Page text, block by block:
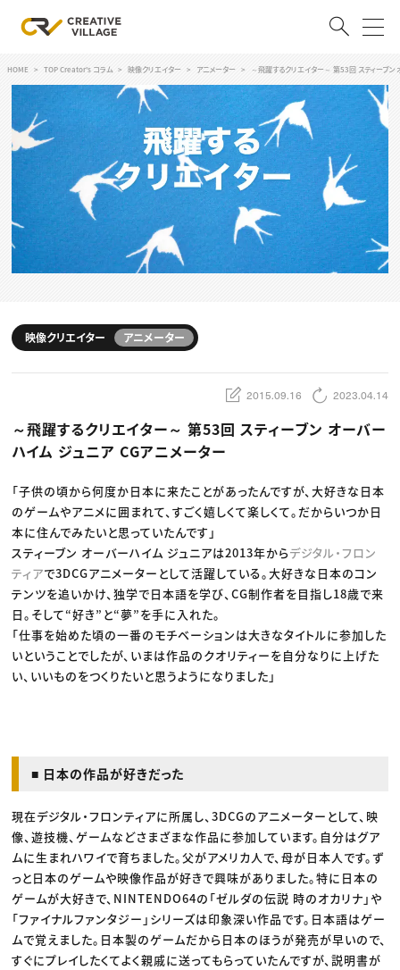
ログイン 会員登録
RECRUIT
クリエイター求人を探す
CREATIVE JOB求人検索
特集求人
採用説明会
スキルアップしたい！
デザイン
編集・ライティング
マーケティング
ディレクション
業界解説・キャリア事情
TOP Creator’s コラム
Webクリエイター
アプリクリエイター
ゲームクリエイター
映像クリエイター
クリエイターインタビュー
C＆R Magazine
セミナー
ニュース・トレンド トップ
Web
映像
ゲーム・エンタメ
広告
出版
CREATIVE VILLAGEからのお知らせ
プロフェッショナル×つながる×メディア
HOME TOP Creator's コラム 映像クリエイター アニメーター ～飛躍するクリエイター～ 第53回 スティーブン
映像クリエイター アニメーター
2015.09.16 2023.04.14
～飛躍するクリエイター～ 第53回 スティーブン オーバー
ハイム ジュニア CGアニメーター
「子供の頃から何度か日本に来たことがあったんですが、大好きな日本
のゲームやアニメに囲まれて、すごく嬉しくて楽しくて。だからいつか日
本に住んでみたいと思っていたんです」
スティーブン オーバーハイム ジュニアは2013年からデジタル・フロン
ティアで3DCGアニメーターとして活躍している。大好きな日本のコン
テンツを追いかけ、独学で日本語を学び、CG制作者を目指し18歳で来
日。そして“好き”と“夢”を手に入れた。
「仕事を始めた頃の一番のモチベーションは大きなタイトルに参加した
いということでしたが、いまは作品のクオリティーを自分なりに上げた
い、いいものをつくりたいと思うようになりました」
■ 日本の作品が好きだった
現在デジタル・フロンティアに所属し、3DCGのアニメーターとして、映
像、遊技機、ゲームなどさまざまな作品に参加しています。自分はグア
ムに生まれハワイで育ちました。父がアメリカ人で、母が日本人です。ず
っと日本のゲームや映像作品が好きで興味がありました。特に日本の
ゲームが大好きで、NINTENDO64の「ゼルダの伝説 時のオカリナ」や
「ファイナルファンタジー」シリーズは印象深い作品です。日本語はゲー
ムで覚えました。日本製のゲームだから日本のほうが発売が早いので、
すぐにプレイしたくてよく親戚に送ってもらっていたんですが、説明書が